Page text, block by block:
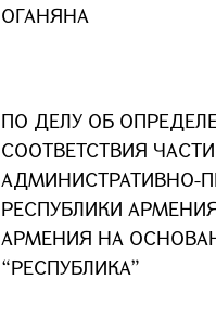
ОГАНЯНА
ПО ДЕЛУ ОБ
СООТВЕТСТВИЯ
АДМИНИСТРАТИВНО-
РЕСПУБЛИКИ
АРМЕНИЯ НА
“РЕСПУБЛИКА”